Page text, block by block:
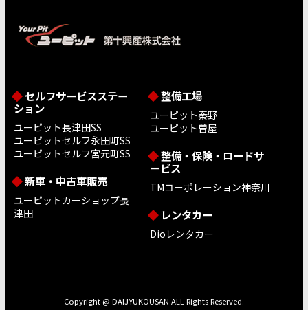
セルフサービスステー
ション
ユーピット長津田SS
ユーピットセルフ永田町SS
ユーピットセルフ宮元町SS
新車・中古車販売
ユーピットカーショップ長
津田
整備工場
ユーピット秦野
ユーピット曽屋
整備・保険・ロードサ
ービス
TMコーポレーション神奈川
レンタカー
Dioレンタカー
Copyright @ DAIJYUKOUSAN ALL Rights Reserved.